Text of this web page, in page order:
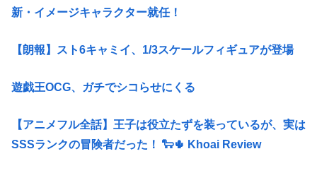
新・イメージキャラクター就任！
【朗報】スト6キャミイ、1/3スケールフィギュアが登場
遊戯王OCG、ガチでシコらせにくる
【アニメフル全話】王子は役立たずを装っているが、実は
SSSランクの冒険者だった！ 🐑🌵 Khoai Review